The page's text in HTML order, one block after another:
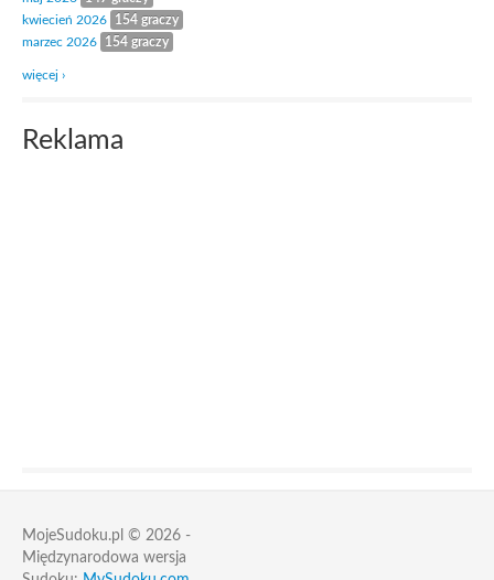
kwiecień 2026
154 graczy
marzec 2026
154 graczy
więcej ›
Reklama
MojeSudoku.pl © 2026 -
Międzynarodowa wersja